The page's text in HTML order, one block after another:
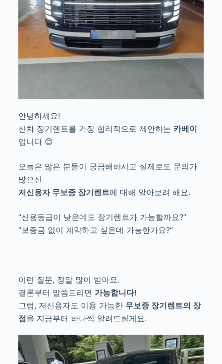
안녕하세요!
신차 장기렌트를 가장 합리적으로 제안하는 카베이
입니다 😊
오늘은 많은 분들이 궁금해하시고 실제로도 문의가
많으신
저신용자 무보증 장기렌트에 대해 알아보려 해요.
“신용등급이 낮은데도 장기렌트가 가능할까요?”
“보증금 없이 계약하고 싶은데 가능한가요?”
이런 질문, 정말 많이 받아요.
결론부터 말씀드리면 가능합니다!
그럼, 저신용자도 이용 가능한 무보증 장기렌트의 장
점을 지금부터 하나씩 알려드릴게요.